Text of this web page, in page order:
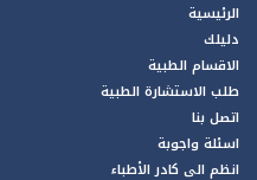
الرئيسية
دليلك
الاقسام الطبية
طلب الاستشارة الطبية
اتصل بنا
اسئلة واجوبة
انظم الى كادر الأطباء